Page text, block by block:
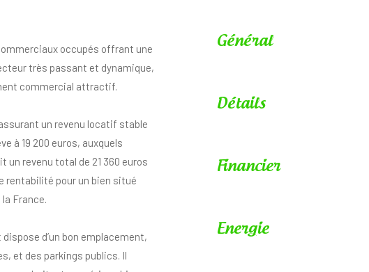
occupés offrant une
très passant et dynamique,
commercial attractif.
un revenu locatif stable
à 19 200 euros, auxquels
un revenu total de 21 360 euros
rentabilité pour un bien situé
France.
d’un bon emplacement,
et des parkings publics. Il
Général
Détails
Financier
Energie